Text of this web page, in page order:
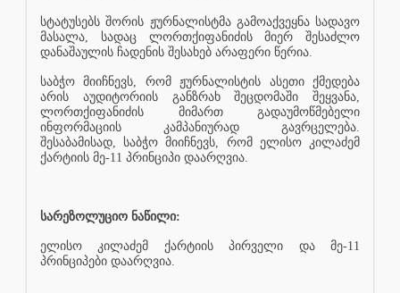
სტატუსებს შორის ჟურნალისტმა გამოაქვეყნა სადავო
მასალა, სადაც ლორთქიფანიძის მიერ შესაძლო
დანაშაულის ჩადენის შესახებ არაფერი წერია.
საბჭო მიიჩნევს, რომ ჟურნალისტის ასეთი ქმედება
არის აუდიტორიის განზრახ შეცდომაში შეყვანა,
ლორთქიფანიძის მიმართ გადაუმოწმებელი
ინფორმაციის კამპანიურად გავრცელება.
შესაბამისად, საბჭო მიიჩნევს, რომ ელისო კილაძემ
ქარტიის მე-11 პრინციპი დაარღვია.
სარეზოლუციო ნაწილი:
ელისო კილაძემ ქარტიის პირველი და მე-11
პრინციპები დაარღვია.